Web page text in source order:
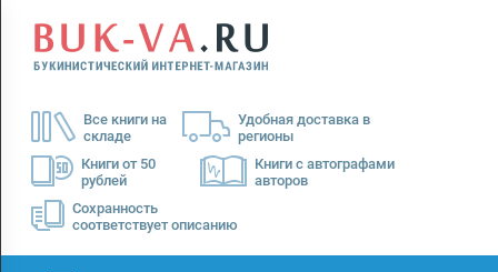
Все книги на
складе
Удобная доставка в
регионы
Книги от 50
рублей
Книги с автографами
авторов
Сохранность
соответствует описанию
Menu
Доставка
Оплата